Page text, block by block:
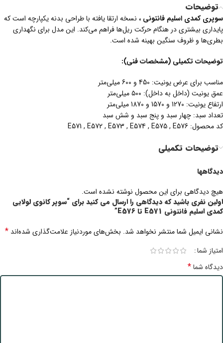
توضیحات
سوپری کمدی اسلیم فانتونی ، نسخه ارتقا یافته با طراحی بدنه یکپارچه است که
پایداری بیشتری در هنگام حرکت ریل‌ها فراهم می‌کند. این مدل برای نگهداری
بطری‌ها و ظروف سنگین بهینه شده است.
توضیحات تکمیلی (مشخصات فنی):
مناسب برای عرض یونیت: 450 و 600 میلی‌متر
عمق یونیت (داخل به داخل): ۵۰۰ میلی‌متر
ارتفاع یونیت: 1270 و 1570 و 1870 میلی‌متر
تعداد سبد: چهار سبد و پنج سبد و شش سبد
کد محصول: E571 , E572 , E573 , E574 , E575 , E576
توضیحات تکمیلی
دیدگاهها
هیچ دیدگاهی برای این محصول نوشته نشده است.
اولین نفری باشید که دیدگاهی را ارسال می کنید برای “سوپر کانوی لولایی
کمدی اسلیم فانتونی E571 تا E576”
نشانی ایمیل شما منتشر نخواهد شد. بخش‌های موردنیاز علامت‌گذاری شده‌اند *
امتیاز شما
دیدگاه شما*